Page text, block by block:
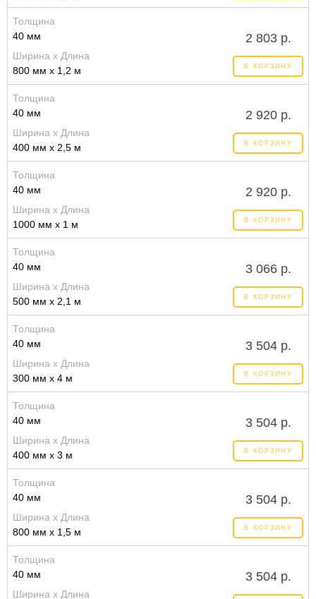
Толщина
40 мм
Ширина x Длина
800 мм x 1,2 м
2 803 р.
В КОРЗИНУ
Толщина
40 мм
Ширина x Длина
400 мм x 2,5 м
2 920 р.
В КОРЗИНУ
Толщина
40 мм
Ширина x Длина
1000 мм x 1 м
2 920 р.
В КОРЗИНУ
Толщина
40 мм
Ширина x Длина
500 мм x 2,1 м
3 066 р.
В КОРЗИНУ
Толщина
40 мм
Ширина x Длина
300 мм x 4 м
3 504 р.
В КОРЗИНУ
Толщина
40 мм
Ширина x Длина
400 мм x 3 м
3 504 р.
В КОРЗИНУ
Толщина
40 мм
Ширина x Длина
800 мм x 1,5 м
3 504 р.
В КОРЗИНУ
Толщина
40 мм
Ширина x Длина
3 504 р.